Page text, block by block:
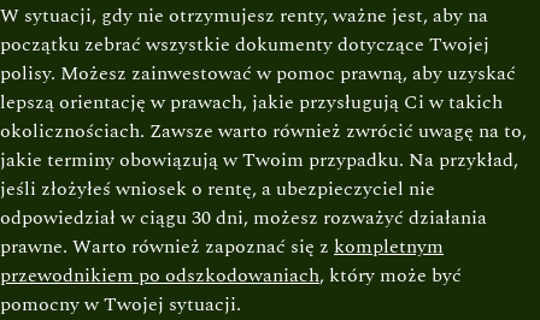
W sytuacji, gdy nie otrzymujesz renty, ważne jest, aby na
początku zebrać wszystkie dokumenty dotyczące Twojej
polisy. Możesz zainwestować w pomoc prawną, aby uzyskać
lepszą orientację w prawach, jakie przysługują Ci w takich
okolicznościach. Zawsze warto również zwrócić uwagę na to,
jakie terminy obowiązują w Twoim przypadku. Na przykład,
jeśli złożyłeś wniosek o rentę, a ubezpieczyciel nie
odpowiedział w ciągu 30 dni, możesz rozważyć działania
prawne. Warto również zapoznać się z kompletnym
przewodnikiem po odszkodowaniach, który może być
pomocny w Twojej sytuacji.